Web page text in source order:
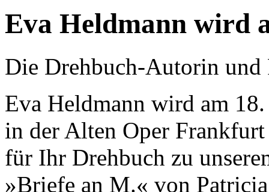
Eva Heldmann wird
Die Drehbuch-Autorin und
Eva Heldmann wird am
in der Alten Oper Frankfurt
für Ihr Drehbuch zu
»Briefe an M.« von